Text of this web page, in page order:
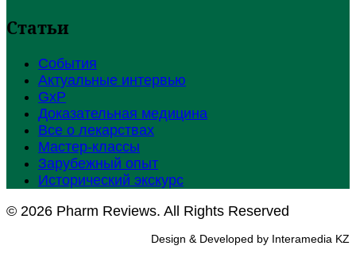
Статьи
События
Актуальные интервью
GxP
Доказательная медицина
Все о лекарствах
Мастер-классы
Зарубежный опыт
Исторический экскурс
© 2026 Pharm Reviews. All Rights Reserved
Design & Developed by Interamedia KZ